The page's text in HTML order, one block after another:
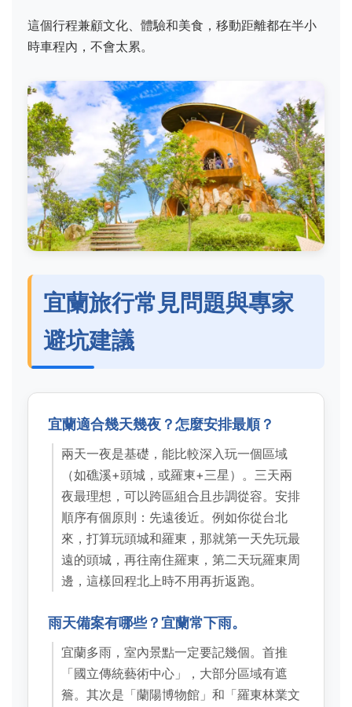
這個行程兼顧文化、體驗和美食，移動距離都在半小
時車程內，不會太累。
宜蘭旅行常見問題與專家
避坑建議
宜蘭適合幾天幾夜？怎麼安排最順？
兩天一夜是基礎，能比較深入玩一個區域
（如礁溪+頭城，或羅東+三星）。三天兩
夜最理想，可以跨區組合且步調從容。安排
順序有個原則：先遠後近。例如你從台北
來，打算玩頭城和羅東，那就第一天先玩最
遠的頭城，再往南住羅東，第二天玩羅東周
邊，這樣回程北上時不用再折返跑。
雨天備案有哪些？宜蘭常下雨。
宜蘭多雨，室內景點一定要記幾個。首推
「國立傳統藝術中心」，大部分區域有遮
簷。其次是「蘭陽博物館」和「羅東林業文